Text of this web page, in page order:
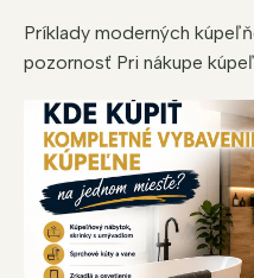
Príklady moderných
pozornosť Pri nákupe